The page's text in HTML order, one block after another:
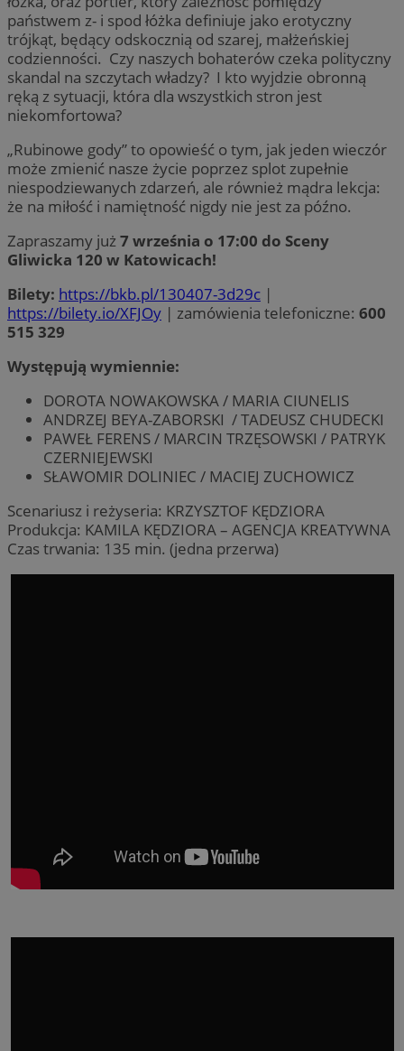
państwem z- i spod łóżka definiuje jako erotyczny
trójkąt, będący odskocznią od szarej, małżeńskiej
codzienności. Czy naszych bohaterów czeka polityczny
skandal na szczytach władzy? I kto wyjdzie obronną
ręką z sytuacji, która dla wszystkich stron jest
niekomfortowa?
„Rubinowe gody” to opowieść o tym, jak jeden wieczór
może zmienić nasze życie poprzez splot zupełnie
niespodziewanych zdarzeń, ale również mądra lekcja:
że na miłość i namiętność nigdy nie jest za późno.
Zapraszamy już7 września o 17:00 do Sceny
Gliwicka 120 w Katowicach!
Bilety: https://bkb.pl/130407-3d29c |
https://bilety.io/XFJOy | zamówienia telefoniczne: 600
515 329
Występują wymiennie:
DOROTA NOWAKOWSKA / MARIA CIUNELIS
ANDRZEJ BEYA-ZABORSKI / TADEUSZ CHUDECKI
PAWEŁ FERENS / MARCIN TRZĘSOWSKI / PATRYK
CZERNIEJEWSKI
SŁAWOMIR DOLINIEC / MACIEJ ZUCHOWICZ
Scenariusz i reżyseria: KRZYSZTOF KĘDZIORA
Produkcja: KAMILA KĘDZIORA – AGENCJA KREATYWNA
Czas trwania: 135 min. (jedna przerwa)